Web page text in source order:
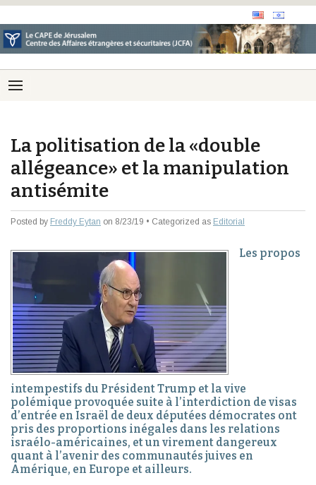
La politisation de la «double
allégeance» et la manipulation
antisémite
Posted by Freddy Eytan on 8/23/19 • Categorized as Editorial
Les propos
intempestifs du Président Trump et la vive
polémique provoquée suite à l’interdiction de visas
d’entrée en Israël de deux députées démocrates ont
pris des proportions inégales dans les relations
israélo-américaines, et un virement dangereux
quant à l’avenir des communautés juives en
Amérique, en Europe et ailleurs.